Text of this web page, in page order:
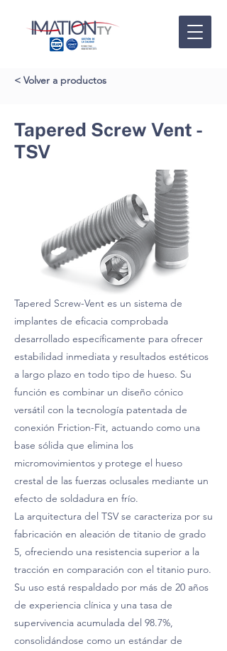
< Volver a productos
Tapered Screw-Vent es un sistema de
implantes de eficacia comprobada
desarrollado específicamente para ofrecer
estabilidad inmediata y resultados estéticos
a largo plazo en todo tipo de hueso. Su
función es combinar un diseño cónico
versátil con la tecnología patentada de
conexión Friction-Fit, actuando como una
base sólida que elimina los
micromovimientos y protege el hueso
crestal de las fuerzas oclusales mediante un
efecto de soldadura en frío.
La arquitectura del TSV se caracteriza por su
fabricación en aleación de titanio de grado
5, ofreciendo una resistencia superior a la
tracción en comparación con el titanio puro.
Su uso está respaldado por más de 20 años
de experiencia clínica y una tasa de
supervivencia acumulada del 98.7%,
consolidándose como un estándar de
Tapered Screw Vent -
TSV